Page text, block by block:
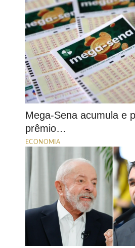
Mega-Sena acumula e
prêmio…
ECONOMIA